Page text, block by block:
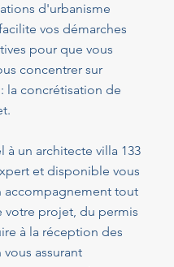
d'urbanisme
vos démarches
pour que vous
concentrer sur
la concrétisation de
à un architecte villa 133
et disponible vous
accompagnement tout
votre projet, du permis
à la réception des
vous assurant